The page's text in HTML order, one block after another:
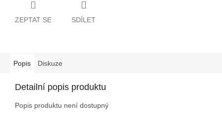
ZEPTAT SE SDÍLET
Popis Diskuze
Detailní popis produktu
Popis produktu není dostupný